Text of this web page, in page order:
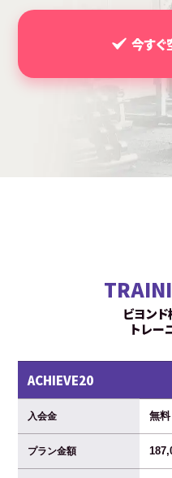
今すぐ
ビヨン
トレー
ACHIEVE20
入会金 無料
プラン金額